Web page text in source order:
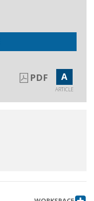
PDF A
ARTICLE